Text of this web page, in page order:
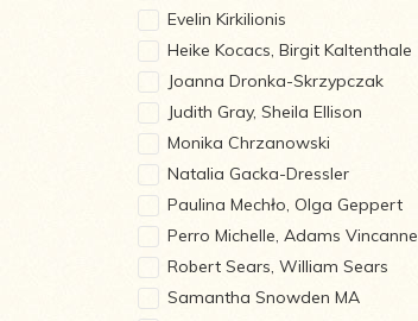
Evelin Kirkilionis
Heike Kocacs, Birgit Kaltenthale
Joanna Dronka-Skrzypczak
Judith Gray, Sheila Ellison
Monika Chrzanowski
Natalia Gacka-Dressler
Paulina Mechło, Olga Geppert
Perro Michelle, Adams Vincanne
Robert Sears, William Sears
Samantha Snowden MA